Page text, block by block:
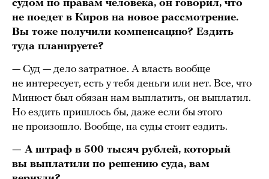
судом по правам человека, он говорил, что
не поедет в Киров на новое рассмотрение.
Вы тоже получили компенсацию? Ездить
туда планируете?
— Суд — дело затратное. А власть вообще
не интересует, есть у тебя деньги или нет. Все, что
Минюст был обязан нам выплатить, он выплатил.
Но ездить пришлось бы, даже если бы этого
не произошло. Вообще, на суды стоит ездить.
— А штраф в 500 тысяч рублей, который
вы выплатили по решению суда, вам